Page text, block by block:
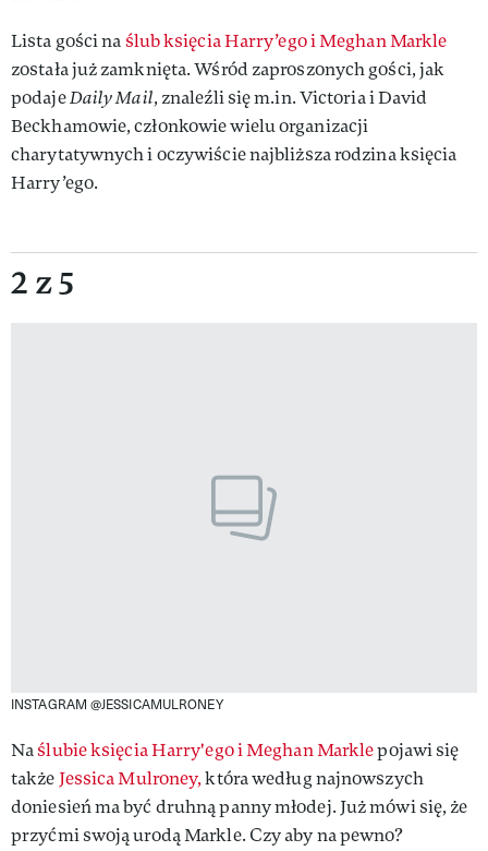
Lista gości naślub księcia Harry’ego i Meghan Markle
została już zamknięta. Wśród zaproszonych gości, jak
podajeDaily Mail, znaleźli się m.in. Victoria i David
Beckhamowie, członkowie wielu organizacji
charytatywnych i oczywiście najbliższa rodzina księcia
Harry’ego.
2 z 5
INSTAGRAM @JESSICAMULRONEY
Naślubie księcia Harry'ego i Meghan Marklepojawi się
także Jessica Mulroney,która według najnowszych
doniesień ma być druhną panny młodej. Już mówi się, że
przyćmi swoją urodą Markle. Czy aby na pewno?